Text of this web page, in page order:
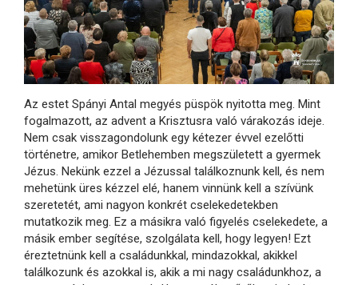
Az estet Spányi Antal megyés püspök nyitotta meg. Mint
fogalmazott, az advent a Krisztusra való várakozás ideje.
Nem csak visszagondolunk egy kétezer évvel ezelőtti
történetre, amikor Betlehemben megszületett a gyermek
Jézus. Nekünk ezzel a Jézussal találkoznunk kell, és nem
mehetünk üres kézzel elé, hanem vinnünk kell a szívünk
szeretetét, ami nagyon konkrét cselekedetekben
mutatkozik meg. Ez a másikra való figyelés cselekedete, a
másik ember segítése, szolgálata kell, hogy legyen! Ezt
éreztetnünk kell a családunkkal, mindazokkal, akikkel
találkozunk és azokkal is, akik a mi nagy családunkhoz, a